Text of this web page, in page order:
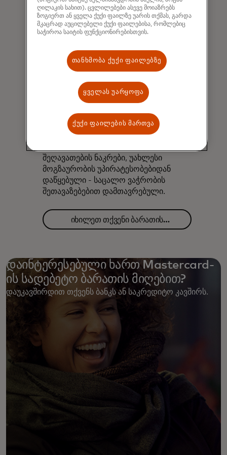
ბარათის უპირატესობები
თქვენი ცხოვრების
სტილისთვის
შეღავათების ნაკრები, უახლესი
მოგზაურობის უპირატესობებიდან
დაწყებული - საცალო ვაჭრობის
შეთავაზებებით დამთავრებული.
იხილეთ თქვენი ბარათის
დაინტერესებული ხართ Mastercard-
ის სადებეტო ბარათის მიღებით?
დაუკავშირდით თქვენს ბანკს ან საკრედიტო კავშირს. ‎
ღილაკის სახით). ცვლილებები ასევე მოიაზრებს
ზოგიერთ ან ყველა ქუქი ფაილზე უარის თქმას, გარდა
მკაცრად აუცილებელი ქუქი ფაილებისა, რომლებიც
საჭიროა საიტის ფუნქციონირებისთვის.
თანხმობა ქუქი ფაილებზე
ყველას უარყოფა
ქუქი ფაილების მართვა